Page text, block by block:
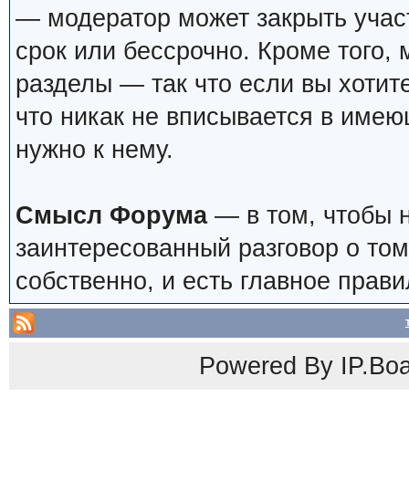
— модератор может закрыть
срок или бессрочно. Кроме
разделы — так что если вы
что никак не вписывается в
нужно к нему.
Смысл Форума— в том, чтобы
заинтересованный разговор о
собственно, и есть главное
Powered By